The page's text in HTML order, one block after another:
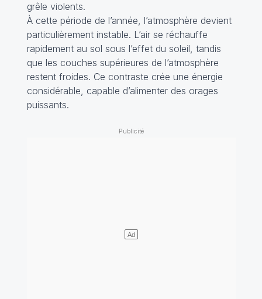
grêle violents.
À cette période de l’année, l’atmosphère devient
particulièrement instable. L’air se réchauffe
rapidement au sol sous l’effet du soleil, tandis
que les couches supérieures de l’atmosphère
restent froides. Ce contraste crée une énergie
considérable, capable d’alimenter des orages
puissants.